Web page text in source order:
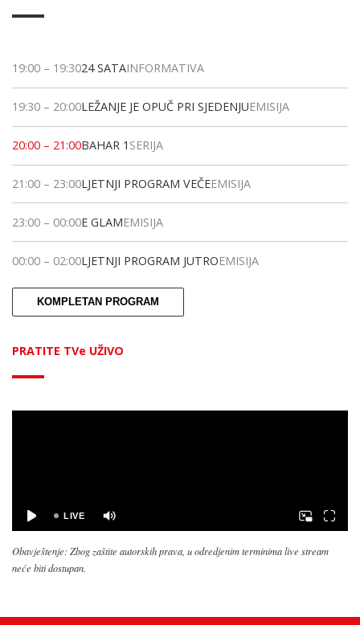
19:00 – 19:3024 SATAINFORMATIVA
19:30 – 20:00LEŽANJE JE OPUČ PRI SJEDENJUEMISIJA
20:00 – 21:00BAHAR 1 SERIJA
21:00 – 23:00LJETNJI PROGRAM VEČEEMISIJA
23:00 – 00:00E GLAMEMISIJA
00:00 – 02:00LJETNJI PROGRAM JUTROEMISIJA
KOMPLETAN PROGRAM
PRATITE TVe UŽIVO
Obavještenje: Zbog zaštite autorskih prava, u odredjenim terminima live stream
neće biti dostupan.